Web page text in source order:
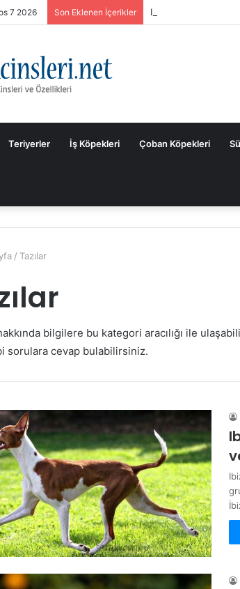
7 2026 Son Eklenen İçerikler La Vital Köpek
Teriyerler İş Köpekleri Çoban Köpekleri
/ Tazılar
bilgilere bu kategori aracılığı ile
sorulara cevap bulabilirsiniz.